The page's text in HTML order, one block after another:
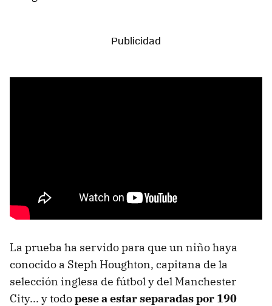
La prueba ha servido para que un niño haya
conocido a Steph Houghton, capitana de la
selección inglesa de fútbol y del Manchester
City... y todopese a estar separadas por 190